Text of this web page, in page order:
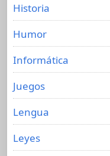
Historia
Humor
Informática
Juegos
Lengua
Leyes